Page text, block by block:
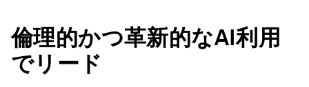
倫理的かつ革新的なAI利用
でリード